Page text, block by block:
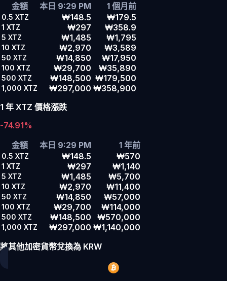
金額
本日 9:29 PM 1 個月前
0.5 XTZ ₩148.5 ₩179.5
1 XTZ ₩297 ₩358.9
5 XTZ ₩1,485 ₩1,795
10 XTZ ₩2,970 ₩3,589
50 XTZ ₩14,850 ₩17,950
100 XTZ ₩29,700 ₩35,890
500 XTZ ₩148,500 ₩179,500
1,000 XTZ ₩297,000 ₩358,900
1 年 XTZ 價格漲跌
-74.91%
金額
本日 9:29 PM 1 年前
0.5 XTZ ₩148.5 ₩570
1 XTZ ₩297 ₩1,140
5 XTZ ₩1,485 ₩5,700
10 XTZ ₩2,970 ₩11,400
50 XTZ ₩14,850 ₩57,000
100 XTZ ₩29,700 ₩114,000
500 XTZ ₩148,500 ₩570,000
1,000 XTZ ₩297,000 ₩1,140,000
將其他加密貨幣兌換為 KRW